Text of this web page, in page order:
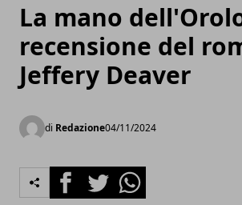
La mano
recensione del
Jeffery Deaver
di Redazione04/11/2024
FacebookTwitterWhatsapp